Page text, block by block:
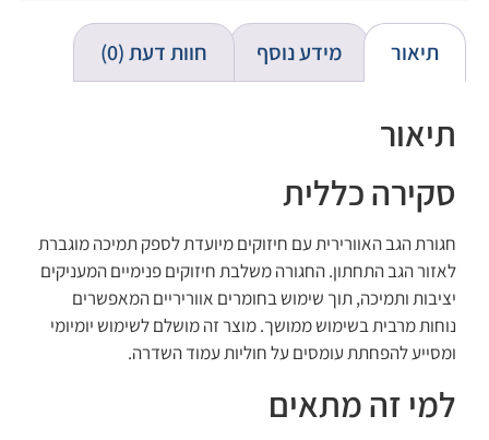
תיאור מידע נוסף חוות דעת (0)
תיאור
סקירה כללית
חגורת הגב האוורירית עם חיזוקים מיועדת לספק תמיכה מוגברת
לאזור הגב התחתון. החגורה משלבת חיזוקים פנימיים המעניקים
יציבות ותמיכה, תוך שימוש בחומרים אווריריים המאפשרים
נוחות מרבית בשימוש ממושך. מוצר זה מושלם לשימוש יומיומי
ומסייע להפחתת עומסים על חוליות עמוד השדרה.
למי זה מתאים